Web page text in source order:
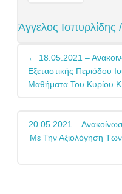
Άγγελος
Post
navigation
← 18.05.2021 –
Εξεταστικής Περιόδου
Μαθήματα Του Κυρίου
20.05.2021 –
Με Την Αξιολόγηση